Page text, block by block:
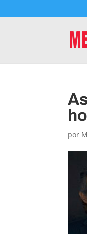
por